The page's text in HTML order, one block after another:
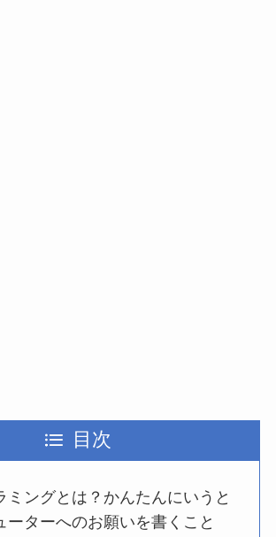
目次
ミングとは？かんたんにいうと
ーターへのお願いを書くこと